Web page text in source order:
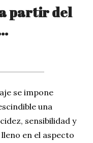
partir del
se impone
una
sensibilidad y
en el aspecto